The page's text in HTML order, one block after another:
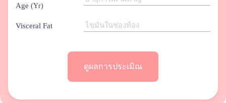
Age (Yr)
Visceral Fat
ดูผลการประเมิณ